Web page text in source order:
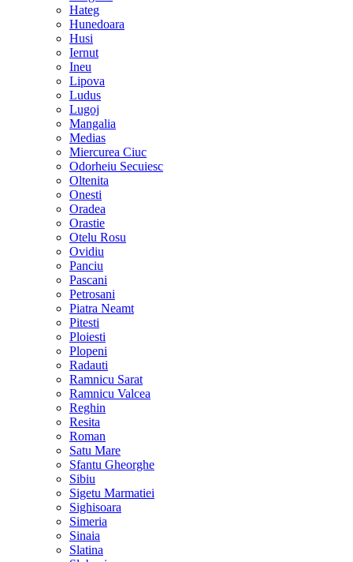
Hateg
Hunedoara
Husi
Iernut
Ineu
Lipova
Ludus
Lugoj
Mangalia
Medias
Miercurea Ciuc
Odorheiu Secuiesc
Oltenita
Onesti
Oradea
Orastie
Otelu Rosu
Ovidiu
Panciu
Pascani
Petrosani
Piatra Neamt
Pitesti
Ploiesti
Plopeni
Radauti
Ramnicu Sarat
Ramnicu Valcea
Reghin
Resita
Roman
Satu Mare
Sfantu Gheorghe
Sibiu
Sigetu Marmatiei
Sighisoara
Simeria
Sinaia
Slatina